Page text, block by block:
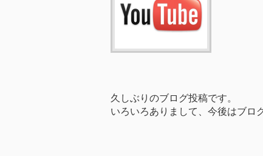
久しぶりのブログ投稿です。
いろいろありまして、今後はブロ